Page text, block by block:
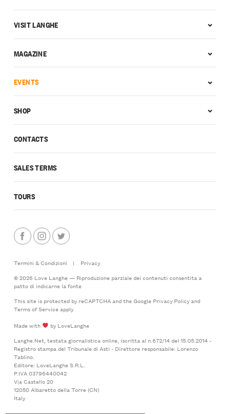
CONTACTS
SALES TERMS
TOURS
VISIT LANGHE
MAGAZINE
EVENTS
SHOP
Termini & Condizioni |
Privacy
© 2026 Love Langhe — Riproduzione parziale dei contenuti consentita a
patto di indicarne la fonte
This site is protected by reCAPTCHA and the Google Privacy Policyand
Terms of Serviceapply
Made with
by LoveLanghe
Langhe.Net, testata giornalistica online, iscritta al n.672/14 del 15.05.2014 -
Registro stampa del Tribunale di Asti - Direttore responsabile: Lorenzo
Tablino.
Editore: LoveLanghe S.R.L.
P.IVA 03796440042
Via Castello 20
12050 Albaretto della Torre (CN)
Italy